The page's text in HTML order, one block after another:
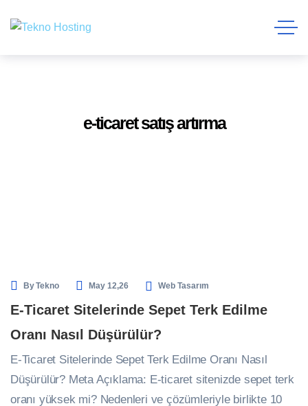
e-ticaret satış artırma
ByTekno May 12,26 Web Tasarım
E-Ticaret Sitelerinde Sepet Terk Edilme
Oranı Nasıl Düşürülür?
E-Ticaret Sitelerinde Sepet Terk Edilme Oranı Nasıl
Düşürülür? Meta Açıklama: E-ticaret sitenizde sepet terk
oranı yüksek mi? Nedenleri ve çözümleriyle birlikte 10